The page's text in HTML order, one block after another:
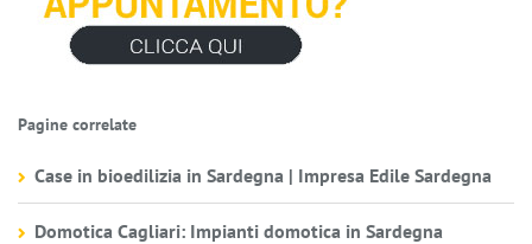
Pagine correlate
Case in bioedilizia in Sardegna | Impresa Edile Sardegna
Domotica Cagliari: Impianti domotica in Sardegna